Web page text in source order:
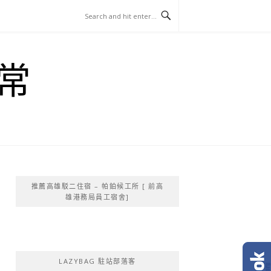
推薦高雄駁二住宿 – 帕鉑候工所 [ 前高
雄港務局員工宿舍]
LAZYBAG 駐站部落客